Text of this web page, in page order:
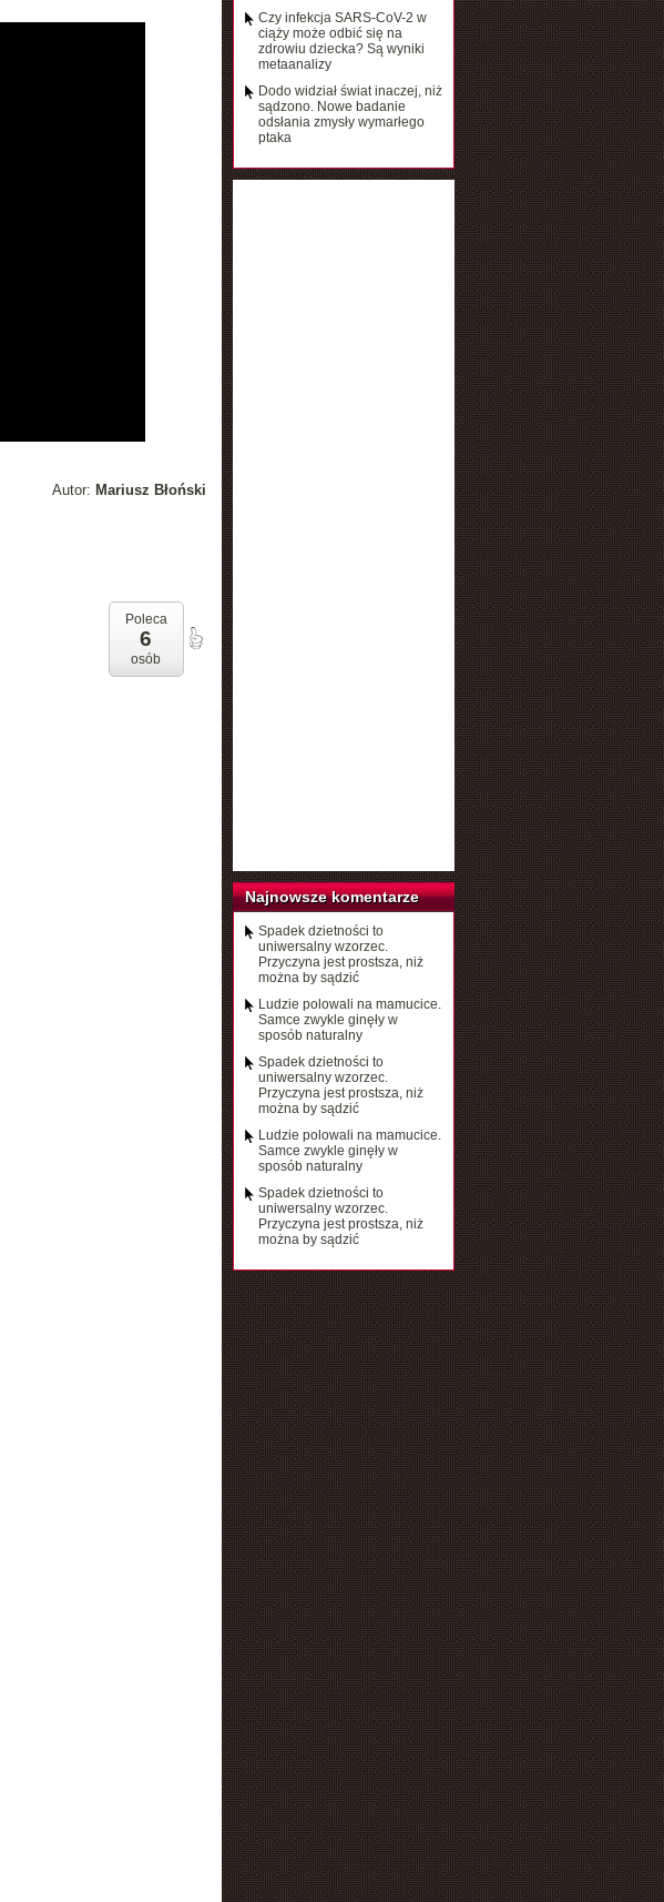
Autor: Mariusz Błoński
Poleca
6
osób
Czy infekcja SARS-CoV-2 w
ciąży może odbić się na
zdrowiu dziecka? Są wyniki
metaanalizy
Dodo widział świat inaczej, niż
sądzono. Nowe badanie
odsłania zmysły wymarłego
ptaka
Najnowsze komentarze
Spadek dzietności to
uniwersalny wzorzec.
Przyczyna jest prostsza, niż
można by sądzić
Ludzie polowali na mamucice.
Samce zwykle ginęły w
sposób naturalny
Spadek dzietności to
uniwersalny wzorzec.
Przyczyna jest prostsza, niż
można by sądzić
Ludzie polowali na mamucice.
Samce zwykle ginęły w
sposób naturalny
Spadek dzietności to
uniwersalny wzorzec.
Przyczyna jest prostsza, niż
można by sądzić